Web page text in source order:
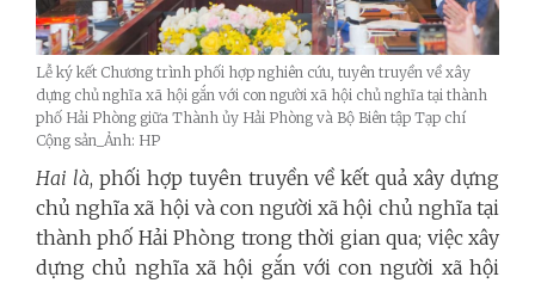
Lễ ký kết Chương trình phối hợp nghiên cứu, tuyên truyền về xây
dựng chủ nghĩa xã hội gắn với con người xã hội chủ nghĩa tại thành
phố Hải Phòng giữa Thành ủy Hải Phòng và Bộ Biên tập Tạp chí
Cộng sản_Ảnh: HP
Hai là, phối hợp tuyên truyền về kết quả xây dựng
chủ nghĩa xã hội và con người xã hội chủ nghĩa tại
thành phố Hải Phòng trong thời gian qua; việc xây
dựng chủ nghĩa xã hội gắn với con người xã hội